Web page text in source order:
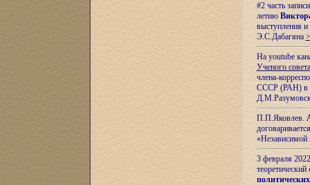
#2 часть
летию
выступления
Э.С.Дабагяна
На youtube
Ученого
члена-
СССР (РАН) в
П.П.Яковлев.
«Независимой
3 февраля
теоретический